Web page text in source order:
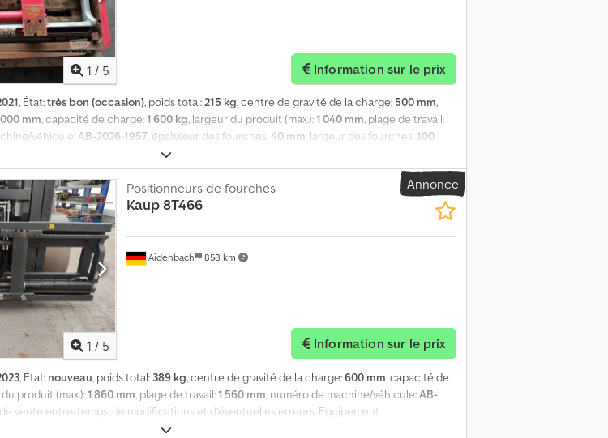
1 / 5 Information sur le prix
, État:très bon (occasion), poids total:215 kg, centre de gravité de la charge: 500 mm,
000 mm, capacité de charge:1 600 kg, largeur du produit (max.):1 040 mm, plage de travail:
véhicule: AB-2026-1957, épaisseur des fourches:40 mm, largeur des fourches:100
intermédiaire, de modifications et d’éventuelles erreurs. Accessoire dans son état actuel
à 1000 mm (mesuré de centre à centre)). Dsdpfx Absy Hai Ejbjck
Annonce
1 / 5
Aidenbach 858 km
Positionneurs de fourches
Kaup8T466
Information sur le prix
, État: nouveau, poids total: 389 kg, centre de gravité de la charge:600 mm, capacité de
du produit (max.):1 860 mm , plage de travail:1 560 mm , numéro de machine/véhicule:AB-
de vente entre-temps, de modifications et d’éventuelles erreurs. Équipement
(plage d’ouverture : de 300 à 1 560 mm (de l’extérieur à l’intérieur)). Dcedpfx Abozi H